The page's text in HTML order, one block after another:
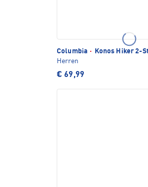
Columbia ·
Konos Hiker 2-
Herren
€ 69,99